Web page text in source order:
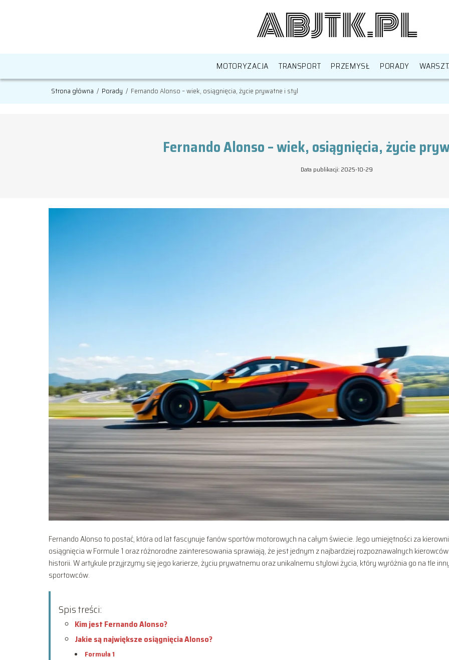
MOTORYZACJA TRANSPORT PRZEMYSŁ PORADY
Strona główna / Porady / Fernando Alonso – wiek, osiągnięcia, życie prywatne i styl
Fernando Alonso – wiek, osiągnięcia, życie
Data publikacji: 2025-10-29
Fernando Alonso to postać, która od lat fascynuje fanów sportów motorowych na całym świecie. Jego umiejętności za
osiągnięcia w Formule 1 oraz różnorodne zainteresowania sprawiają, że jest jednym z najbardziej rozpoznawalnych
historii. W artykule przyjrzymy się jego karierze, życiu prywatnemu oraz unikalnemu stylowi życia, który wyróżnia go na tle
sportowców.
Spis treści:
Kim jest Fernando Alonso?
Jakie są największe osiągnięcia Alonso?
Formuła 1